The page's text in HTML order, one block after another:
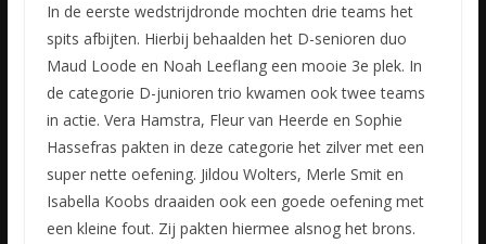
In de eerste wedstrijdronde mochten drie teams het
spits afbijten. Hierbij behaalden het D-senioren duo
Maud Loode en Noah Leeflang een mooie 3e plek. In
de categorie D-junioren trio kwamen ook twee teams
in actie. Vera Hamstra, Fleur van Heerde en Sophie
Hassefras pakten in deze categorie het zilver met een
super nette oefening. Jildou Wolters, Merle Smit en
Isabella Koobs draaiden ook een goede oefening met
een kleine fout. Zij pakten hiermee alsnog het brons.